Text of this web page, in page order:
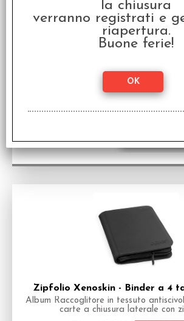
Zipfolio Xenoskin - Binder a 4
carte a chiusura laterale con
Disponibilità:
Zipfolio Xenoskin - Binder a 4
Album Raccoglitore in tessuto
carte a chiusura laterale con
la chiusura
verranno registrati e
riapertura.
Buone ferie!